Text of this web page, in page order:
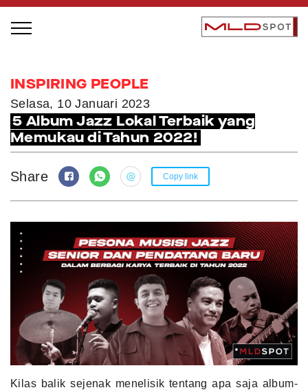
LOCAL GREATNESS
INSPIRING PEOPLE
INSPIRING PRODUCTS
INSPIRING PLACES
INSPIRING COMMUNITIES
TRENDING
MLDPODCAST
VIDEOS
MLDPOINTS
INSPIRING PEOPLE
Selasa, 10 Januari 2023
5 Album Jazz Lokal Terbaik yang
Memukau di Tahun 2022!
Share Copy link
Kilas balik sejenak menelisik tentang apa saja album-